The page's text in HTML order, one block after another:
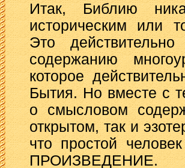
Итак, Библию
историческим или
Это
содержанию
которое
Бытия. Но вместе с
о смысловом
открытом, так и
что простой
ПРОИЗВЕДЕНИЕ.